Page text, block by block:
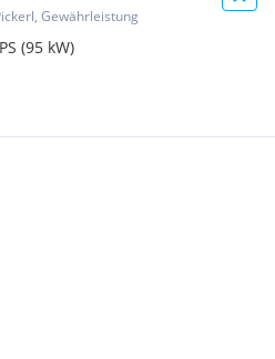
Gewährleistung
PS (95 kW)